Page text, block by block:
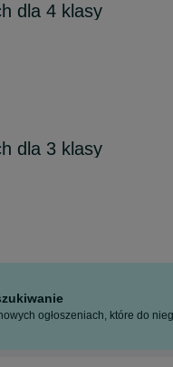
dla 4 klasy
dla 3 klasy
ogłoszeniach, które do